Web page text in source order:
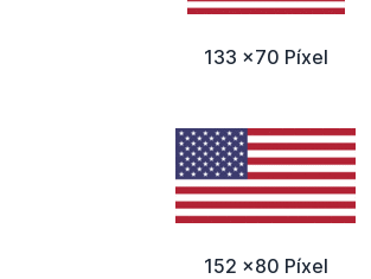
133 x70 Píxel
152 x80 Píxel